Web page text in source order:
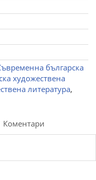
българска
художествена
литература,
Коментари